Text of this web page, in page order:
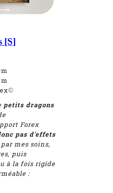
[S]
©
petits dragons
Forex
pas d'effets
mes soins,
puis
à la fois rigide
: